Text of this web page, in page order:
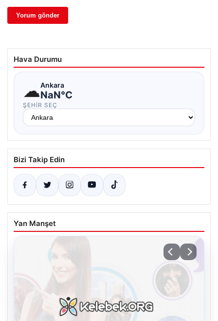
Hava Durumu
☁Ankara
NaN°C
ŞEHIR SEÇ
Bizi Takip Edin
Yan Manşet